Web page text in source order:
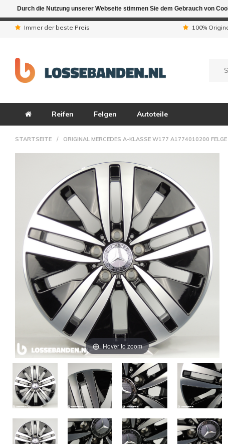
Immer der beste Preis 100%
Reifen Felgen Autoteile
STARTSEITE / ORIGINAL MERCEDES A-KLASSE W177 A1774010200 FELGE
Hover to zoom
Durch die Nutzung unserer Webseite stimmen Sie dem Gebrauch von
Aufgrund der